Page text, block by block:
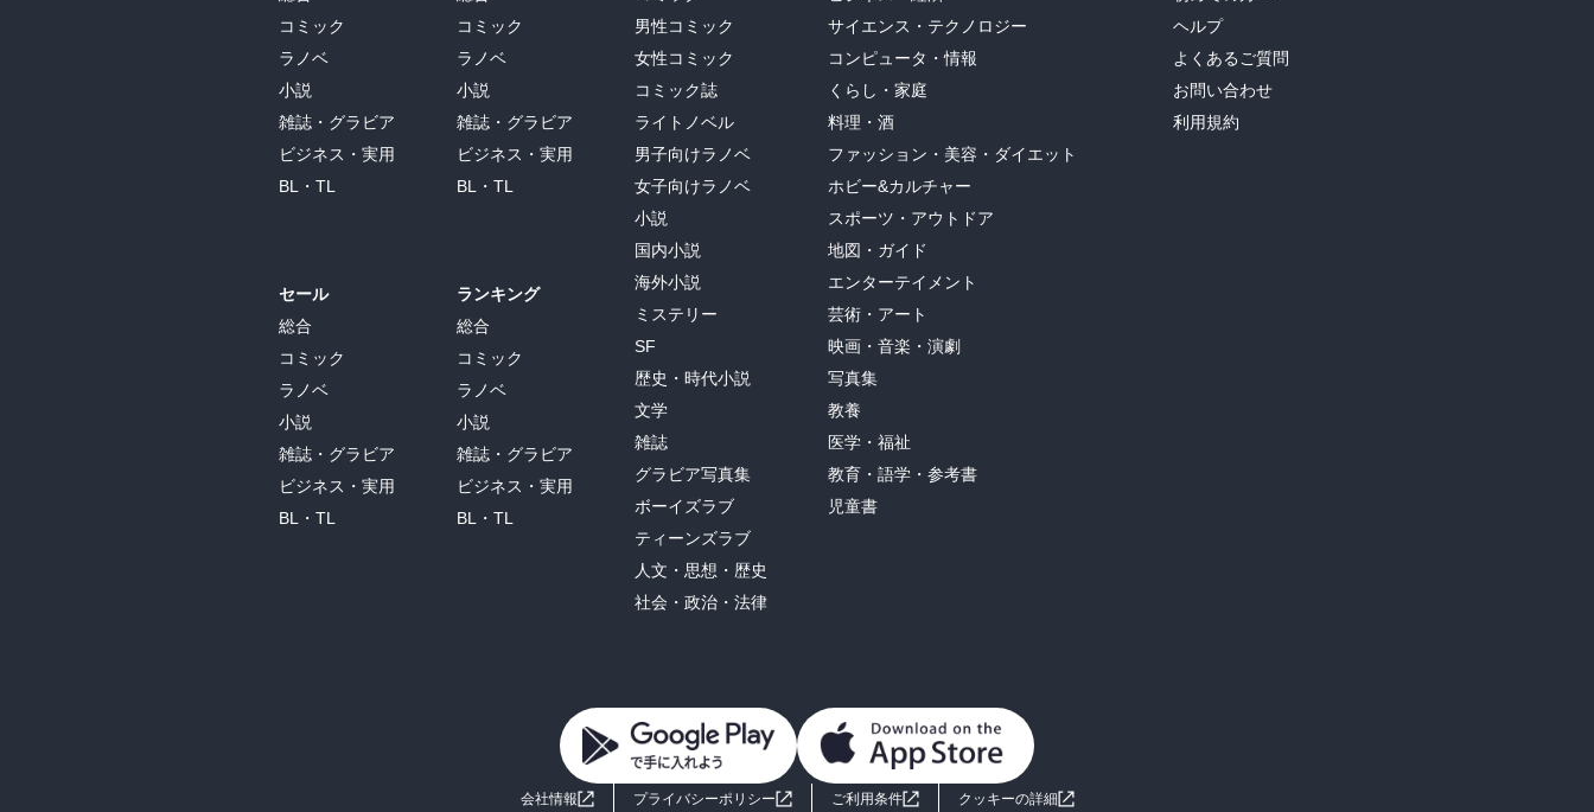
コミック
ラノベ
小説
雑誌・グラビア
ビジネス・実用
BL・TL
セール
総合
コミック
ラノベ
小説
雑誌・グラビア
ビジネス・実用
BL・TL
コミック
ラノベ
小説
雑誌・グラビア
ビジネス・実用
BL・TL
ランキング
総合
コミック
ラノベ
小説
雑誌・グラビア
ビジネス・実用
BL・TL
男性コミック
女性コミック
コミック誌
ライトノベル
男子向けラノベ
女子向けラノベ
小説
国内小説
海外小説
ミステリー
SF
歴史・時代小説
文学
雑誌
グラビア写真集
ボーイズラブ
ティーンズラブ
人文・思想・歴史
社会・政治・法律
サイエンス・テクノロジー
コンピュータ・情報
くらし・家庭
料理・酒
ファッション・美容・ダイエット
ホビー&カルチャー
スポーツ・アウトドア
地図・ガイド
エンターテイメント
芸術・アート
映画・音楽・演劇
写真集
教養
医学・福祉
教育・語学・参考書
児童書
ヘルプ
よくあるご質問
お問い合わせ
利用規約
会社情報 プライバシーポリシー ご利用条件 クッキーの詳細